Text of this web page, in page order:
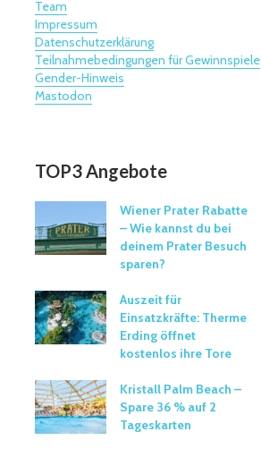
Team
Impressum
Datenschutzerklärung
Teilnahmebedingungen für Gewinnspiele
Gender-Hinweis
Mastodon
TOP3 Angebote
Wiener Prater Rabatte
– Wie kannst du bei
deinem Prater Besuch
sparen?
Auszeit für
Einsatzkräfte: Therme
Erding öffnet
kostenlos ihre Tore
Kristall Palm Beach –
Spare 36 % auf 2
Tageskarten